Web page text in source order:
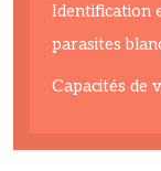
Identification
parasites
Capacités de